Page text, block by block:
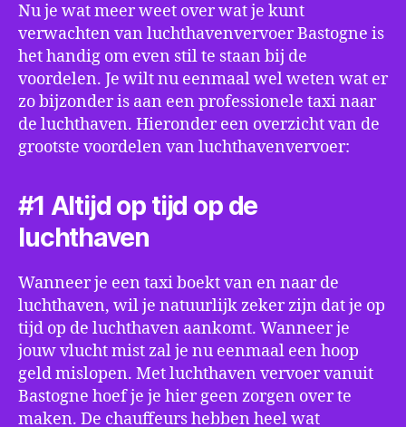
Nu je wat meer weet over wat je kunt
verwachten van luchthavenvervoer Bastogne is
het handig om even stil te staan bij de
voordelen. Je wilt nu eenmaal wel weten wat er
zo bijzonder is aan een professionele taxi naar
de luchthaven. Hieronder een overzicht van de
grootste voordelen van luchthavenvervoer:
#1 Altijd op tijd op de
luchthaven
Wanneer je een taxi boekt van en naar de
luchthaven, wil je natuurlijk zeker zijn dat je op
tijd op de luchthaven aankomt. Wanneer je
jouw vlucht mist zal je nu eenmaal een hoop
geld mislopen. Met luchthaven vervoer vanuit
Bastogne hoef je je hier geen zorgen over te
maken. De chauffeurs hebben heel wat